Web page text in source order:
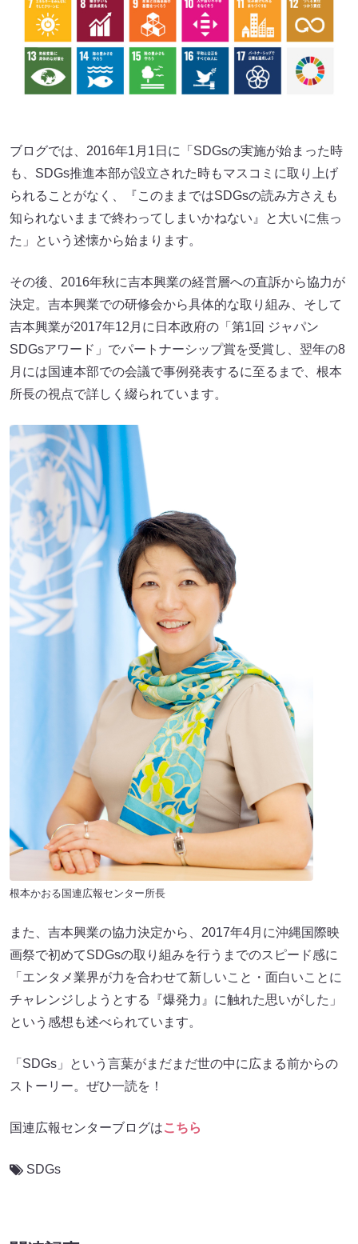
ブログでは、2016年1月1日に「SDGsの実施が始まった時
も、SDGs推進本部が設立された時もマスコミに取り上げ
られることがなく、『このままではSDGsの読み方さえも
知られないままで終わってしまいかねない』と大いに焦っ
た」という述懐から始まります。
その後、2016年秋に吉本興業の経営層への直訴から協力が
決定。吉本興業での研修会から具体的な取り組み、そして
吉本興業が2017年12月に日本政府の「第1回 ジャパン
SDGsアワード」でパートナーシップ賞を受賞し、翌年の8
月には国連本部での会議で事例発表するに至るまで、根本
所長の視点で詳しく綴られています。
根本かおる国連広報センター所長
また、吉本興業の協力決定から、2017年4月に沖縄国際映
画祭で初めてSDGsの取り組みを行うまでのスピード感に
「エンタメ業界が力を合わせて新しいこと・面白いことに
チャレンジしようとする『爆発力』に触れた思いがした」
という感想も述べられています。
「SDGs」という言葉がまだまだ世の中に広まる前からの
ストーリー。ぜひ一読を！
国連広報センターブログはこちら
SDGs